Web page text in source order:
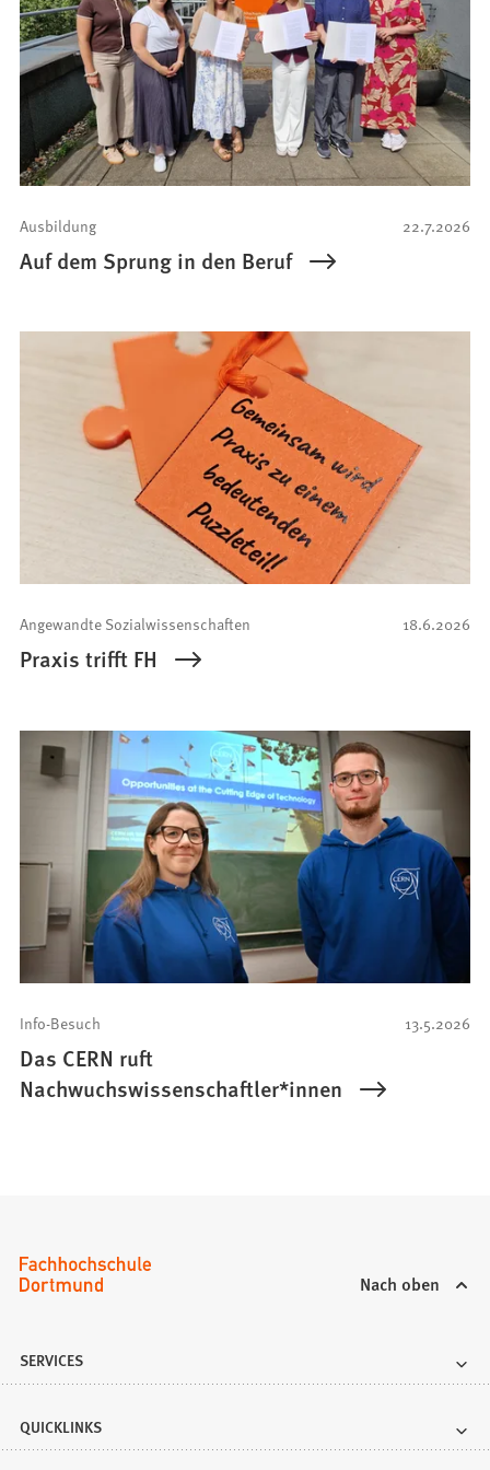
22.7.2026
Ausbildung
Auf dem Sprung in den Beruf
18.6.2026
Angewandte Sozialwissenschaften
Praxis trifft FH
13.5.2026
Info-Besuch
Das CERN ruft
Nachwuchswissenschaftler*innen
Nach oben
SERVICES
QUICKLINKS